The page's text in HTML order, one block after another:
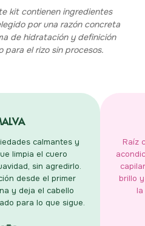
kit contienen ingredientes
por una razón concreta
de hidratación y definición
para el rizo sin procesos.
calmantes y
limpia el cuero
sin agredirlo.
desde el primer
y deja el cabello
para lo que sigue.
Raíz
brillo